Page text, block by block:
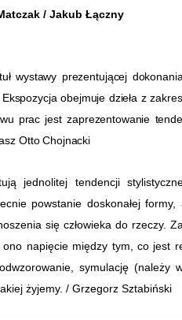
/ Jakub Łączny
wystawy prezentującej
obejmuje dzieła z
prac jest zaprezentowanie
Otto Chojnacki
jednolitej tendencji
powstanie doskonałej formy,
się człowieka do rzeczy.
napięcie między tym, co jest
symulację (należy
żyjemy. / Grzegorz Sztabiński